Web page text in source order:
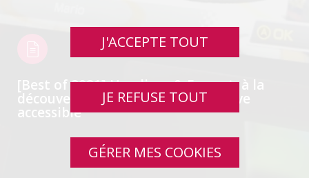
[Best of 2021] Handicap & E-sport, à la
découverte d’une scène compétitive
accessible
J'ACCEPTE TOUT
JE REFUSE TOUT
GÉRER MES COOKIES